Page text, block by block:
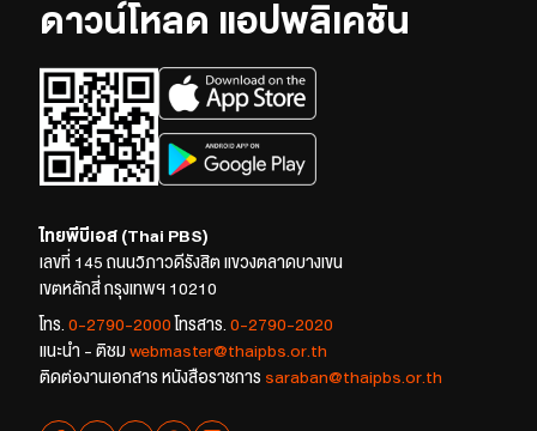
ดาวน์โหลด แอปพลิเคชัน
ไทยพีบีเอส (Thai PBS)
เลขที่ 145 ถนนวิภาวดีรังสิต แขวงตลาดบางเขน
เขตหลักสี่ กรุงเทพฯ 10210
โทร. 0-2790-2000 โทรสาร. 0-2790-2020
แนะนำ - ติชม webmaster@thaipbs.or.th
ติดต่องานเอกสาร หนังสือราชการ saraban@thaipbs.or.th